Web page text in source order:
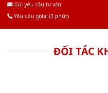
Gửi yêu cầu tư vấn
Yêu cầu gọi lại (3 phút)
ĐỐI TÁC